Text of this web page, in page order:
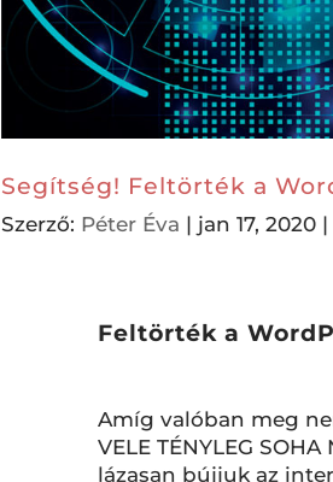
Segítség! Feltörték a
Szerző: Péter Éva | jan 17, 2020
Feltörték a
Amíg valóban meg
VELE TÉNYLEG
lázasan bújjuk az